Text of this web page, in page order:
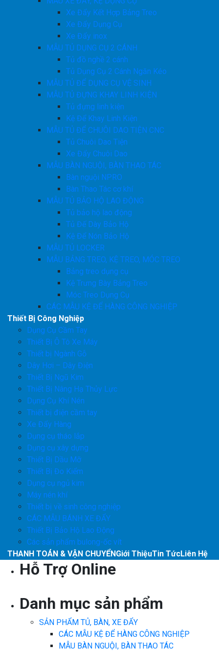
Xe Đẩy Kết Hợp Bảng Treo
Xe Đẩy Dụng Cụ
Xe Đẩy inox
MẪU TỦ DỤNG CỤ 2 CÁNH
Tủ đồ nghề 2 cánh
Tủ Dụng Cụ 2 Cánh Ngăn Kéo
MẪU TỦ ĐỂ DỤNG CỤ VỆ SINH
MẪU TỦ ĐỰNG KHAY LINH KIỆN
Tủ đựng linh kiện
Kệ Để Khay Linh Kiện
MẪU TỦ ĐỂ CHUÔI DAO TIỆN CNC
Tủ Chuôi Dao Tiện
Xe Đẩy Chuôi Dao
MẪU BÀN NGUỘI, BÀN THAO TÁC
Bàn nguội NPRO
Bàn Thao Tác cơ khí
MẪU TỦ BẢO HỘ LAO ĐỘNG
Tủ bảo hộ lao động
Tủ Đế Dày Bảo Hộ
Kệ Để Nón Bảo Hộ
MẪU TỦ LOCKER
MẪU BẢNG TREO, KỆ TREO, MÓC TREO
Bảng treo dụng cụ
Kệ Trưng Bày Bảng Treo
Móc Treo Dụng Cụ
CÁC MẪU KỆ ĐỂ HÀNG CÔNG NGHIỆP
Thiết Bị Công Nghiệp
Dụng Cụ Cầm Tay
Thiết Bị Ô Tô Xe Máy
Thiết bị Ngành Gỗ
Dây Hơi – Dây Điện
Thiết Bị Ngũ Kim
Thiết Bị Nâng Hạ Thủy Lực
Dụng Cụ Khí Nén
Thiết bị điện cầm tay
Xe Đẩy Hàng
Dụng cụ tháo lắp
Dụng cụ xây dựng
Thiết Bị Dầu Mỡ
Thiết Bị Đo Kiểm
Dụng cụ ngủ kim
Máy nén khí
Thiết bị về sinh công nghiệp
CÁC MẪU BÁNH XE ĐẨY
Thiết Bị Bảo Hộ Lao Động
Các sản phẩm bulong-ốc vít
THANH TOÁN & VẬN CHUYỂNGiới ThiệuTin TứcLiên Hệ
Hỗ Trợ Online
Danh mục sản phẩm
SẢN PHẨM TỦ, BÀN, XE ĐẨY
CÁC MẪU KỆ ĐỂ HÀNG CÔNG NGHIỆP
MẪU BÀN NGUỘI, BÀN THAO TÁC